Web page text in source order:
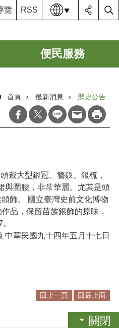
覽 RSS 語系
便民服務
首頁 最新消息 歷史公告
戴大型銀冠、簪釵、銀梳，
與圍腰，非常華麗。尤其是頭
飾。 國立臺灣史前文化博物
品，保留苗族銀飾的原味，
華民國九十四年五月十七日
回上一頁 回最上面
關閉